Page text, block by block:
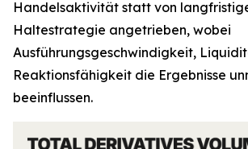
Handelsaktivität statt von
Haltestrategie angetrieben, wobei
Ausführungsgeschwindigkeit,
Reaktionsfähigkeit die Ergebnisse
beeinflussen.